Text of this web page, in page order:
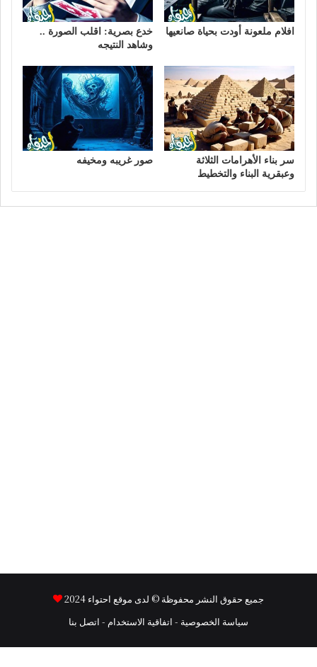
افلام ملعونة أودت بحياة صانعيها
خدع بصرية: اقلب الصورة ..
وشاهد النتيجه
سر بناء الأهرامات الثلاثة
وعبقرية البناء والتخطيط
صور غريبه ومخيفه
جميع حقوق النشر محفوظة © لدى موقع احتواء 2024
سياسة الخصوصية - اتفاقية الاستخدام - اتصل بنا